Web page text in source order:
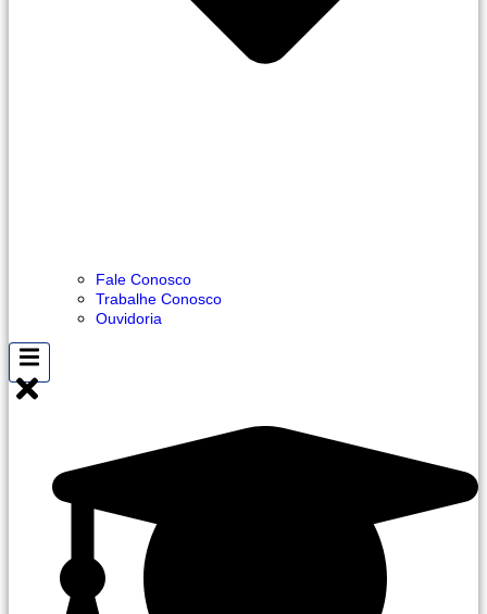
Fale Conosco
Trabalhe Conosco
Ouvidoria